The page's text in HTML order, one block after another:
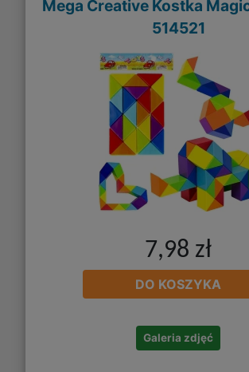
Mega Creative Kostka
514521
7,98 zł
DO KOSZYKA
Galeria zdjęć